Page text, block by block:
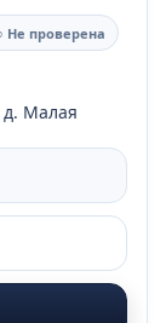
Не проверена
д. Малая